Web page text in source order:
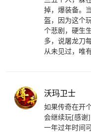
掉，爆装备。
盔，因为这个
个悲剧，硬生
多，说屠龙刀
从未见过，唯
沃玛卫士
如果传奇在开
会继续玩[感谢
一年过年时间